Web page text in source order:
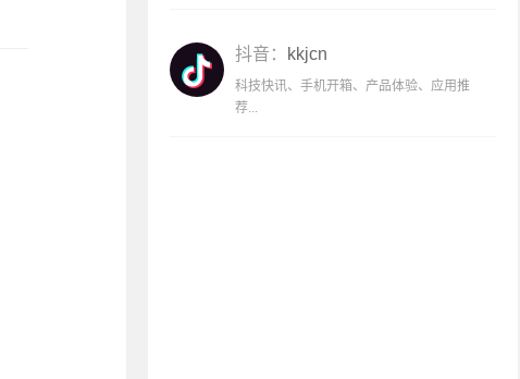
抖音： kkjcn
科技快讯、手机开箱、产品体验、应用推
荐...